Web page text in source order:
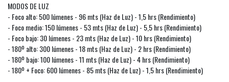
MODOS DE LUZ
- Foco alto: 500 lúmenes - 96 mts (Haz de Luz) - 1,5 hrs (Rendimiento)
- Foco medio: 150 lúmenes - 53 mts (Haz de Luz) - 5,5 hrs (Rendimiento)
- Foco bajo: 30 lúmenes - 23 mts (Haz de Luz) - 10 hrs (Rendimiento)
- 180º alto: 300 lúmenes - 18 mts (Haz de Luz) - 2 hrs (Rendimiento)
- 180º bajo: 100 lúmenes - 11 mts (Haz de Luz) - 4 hrs (Rendimiento)
- 180º + Foco: 600 lúmenes - 85 mts (Haz de Luz) - 1,5 hrs (Rendimiento)